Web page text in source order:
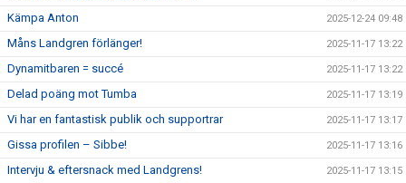
Kämpa Anton 2025-12-24 09:48
Måns Landgren förlänger! 2025-11-17 13:22
Dynamitbaren = succé 2025-11-17 13:22
Delad poäng mot Tumba 2025-11-17 13:19
Vi har en fantastisk publik och supportrar 2025-11-17 13:17
Gissa profilen – Sibbe! 2025-11-17 13:16
Intervju & eftersnack med Landgrens! 2025-11-17 13:15